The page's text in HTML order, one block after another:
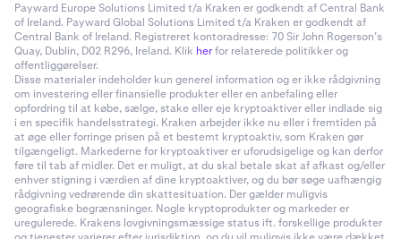
Payward Europe Solutions Limited t/a Kraken er godkendt af Central Bank
of Ireland. Payward Global Solutions Limited t/a Kraken er godkendt af
Central Bank of Ireland. Registreret kontoradresse: 70 Sir John Rogerson’s
Quay, Dublin, D02 R296, Ireland. Klik herfor relaterede politikker og
offentliggørelser.
Disse materialer indeholder kun generel information og er ikke rådgivning
om investering eller finansielle produkter eller en anbefaling eller
opfordring til at købe, sælge, stake eller eje kryptoaktiver eller indlade sig
i en specifik handelsstrategi. Kraken arbejder ikke nu eller i fremtiden på
at øge eller forringe prisen på et bestemt kryptoaktiv, som Kraken gør
tilgængeligt. Markederne for kryptoaktiver er uforudsigelige og kan derfor
føre til tab af midler. Det er muligt, at du skal betale skat af afkast og/eller
enhver stigning i værdien af dine kryptoaktiver, og du bør søge uafhængig
rådgivning vedrørende din skattesituation. Der gælder muligvis
geografiske begrænsninger. Nogle kryptoprodukter og markeder er
uregulerede. Krakens lovgivningsmæssige status ift. forskellige produkter